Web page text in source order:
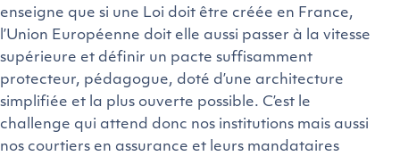
enseigne que si une Loi doit être créée en France,
l’Union Européenne doit elle aussi passer à la vitesse
supérieure et définir un pacte suffisamment
protecteur, pédagogue, doté d’une architecture
simplifiée et la plus ouverte possible. C’est le
challenge qui attend donc nos institutions mais aussi
nos courtiers en assurance et leurs mandataires